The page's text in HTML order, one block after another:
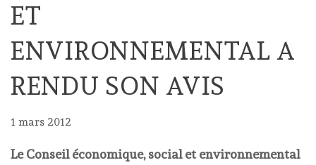
ET
ENVIRONNEMENTAL A
RENDU SON AVIS
1 mars 2012
Le Conseil économique, social et environnemental